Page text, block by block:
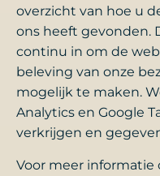
overzicht van hoe u
ons heeft gevonden.
continu in om de
beleving van onze
mogelijk te maken.
Analytics en Google
verkrijgen en
Voor meer